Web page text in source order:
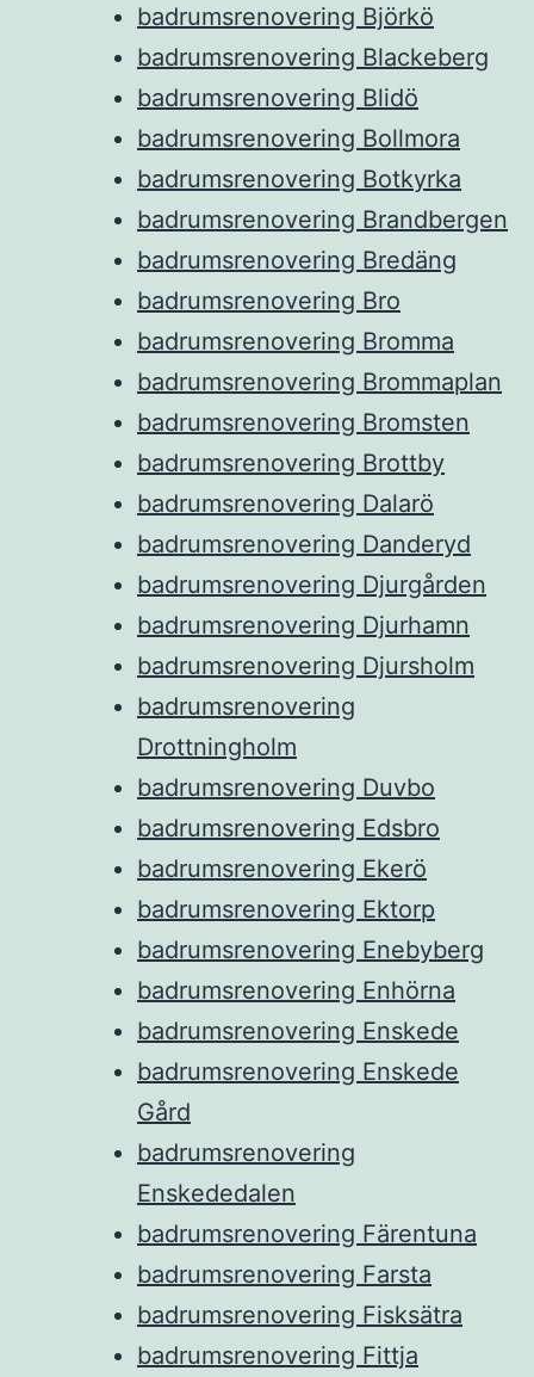
badrumsrenovering Björkö
badrumsrenovering Blackeberg
badrumsrenovering Blidö
badrumsrenovering Bollmora
badrumsrenovering Botkyrka
badrumsrenovering Brandbergen
badrumsrenovering Bredäng
badrumsrenovering Bro
badrumsrenovering Bromma
badrumsrenovering Brommaplan
badrumsrenovering Bromsten
badrumsrenovering Brottby
badrumsrenovering Dalarö
badrumsrenovering Danderyd
badrumsrenovering Djurgården
badrumsrenovering Djurhamn
badrumsrenovering Djursholm
badrumsrenovering
Drottningholm
badrumsrenovering Duvbo
badrumsrenovering Edsbro
badrumsrenovering Ekerö
badrumsrenovering Ektorp
badrumsrenovering Enebyberg
badrumsrenovering Enhörna
badrumsrenovering Enskede
badrumsrenovering Enskede
Gård
badrumsrenovering
Enskededalen
badrumsrenovering Färentuna
badrumsrenovering Farsta
badrumsrenovering Fisksätra
badrumsrenovering Fittja